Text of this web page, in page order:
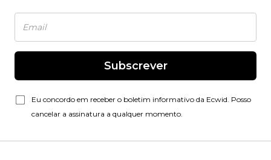
Subscrever
Eu concordo em receber o boletim informativo da Ecwid. Posso
cancelar a assinatura a qualquer momento.